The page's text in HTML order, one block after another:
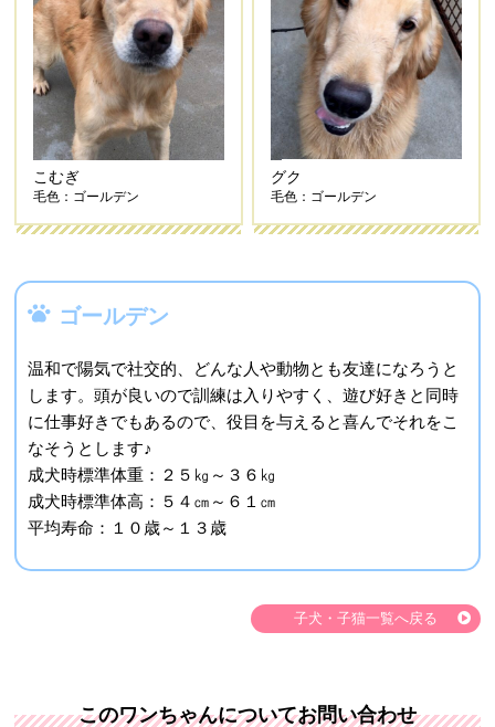
こむぎ
毛色：ゴールデン
グク
毛色：ゴールデン
ゴールデン
温和で陽気で社交的、どんな人や動物とも友達になろうと
します。頭が良いので訓練は入りやすく、遊び好きと同時
に仕事好きでもあるので、役目を与えると喜んでそれをこ
なそうとします♪
成犬時標準体重：２５㎏～３６㎏
成犬時標準体高：５４㎝～６１㎝
平均寿命：１０歳～１３歳
子犬・子猫一覧へ戻る
このワンちゃんについてお問い合わせ